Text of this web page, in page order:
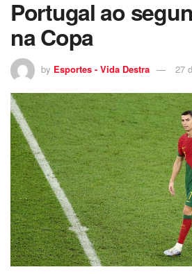
Portugal ao
na Copa
by Esportes - Vida Destra 27